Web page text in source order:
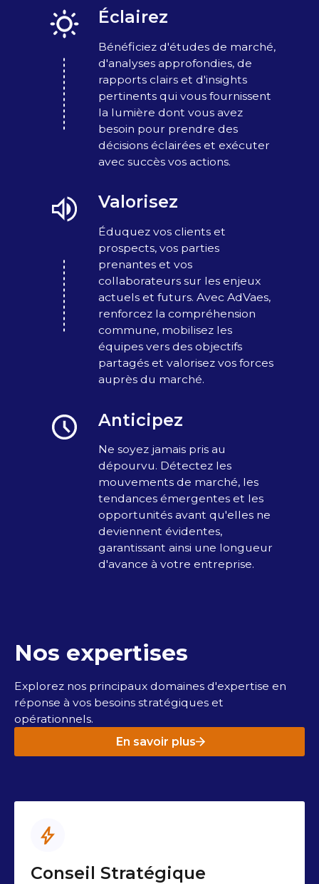
Éclairez
Bénéficiez d'études de marché,
d'analyses approfondies, de
rapports clairs et d'insights
pertinents qui vous fournissent
la lumière dont vous avez
besoin pour prendre des
décisions éclairées et exécuter
avec succès vos actions.
Valorisez
Éduquez vos clients et
prospects, vos parties
prenantes et vos
collaborateurs sur les enjeux
actuels et futurs. Avec AdVaes,
renforcez la compréhension
commune, mobilisez les
équipes vers des objectifs
partagés et valorisez vos forces
auprès du marché.
Anticipez
Ne soyez jamais pris au
dépourvu. Détectez les
mouvements de marché, les
tendances émergentes et les
opportunités avant qu'elles ne
deviennent évidentes,
garantissant ainsi une longueur
d'avance à votre entreprise.
Nos expertises
Explorez nos principaux domaines d'expertise en
réponse à vos besoins stratégiques et
opérationnels.
En savoir plus
Conseil Stratégique